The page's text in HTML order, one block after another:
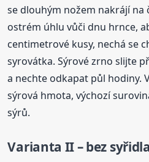
se dlouhým nožem nakrájí na
ostrém úhlu vůči dnu hrnce,
centimetrové kusy, nechá se
syrovátka. Sýrové zrno slijte
a nechte odkapat půl hodiny.
sýrová hmota, výchozí
sýrů.
Varianta II – bez syřidla